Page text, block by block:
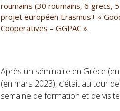
roumains (30 roumains, 6 grecs,
projet européen Erasmus+ «
Cooperatives – GGPAC ».
Après un séminaire en Grèce
(en mars 2023), c’était au tour
semaine de formation et de